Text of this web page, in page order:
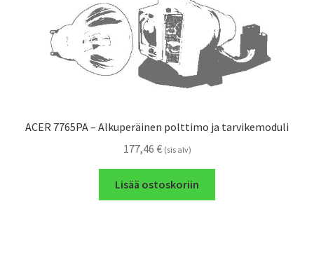
ACER 7765PA – Alkuperäinen polttimo ja tarvikemoduli
177,46 € (sis alv)
Lisää ostoskoriin